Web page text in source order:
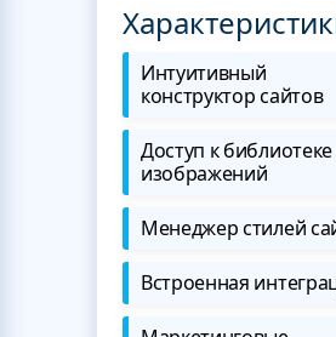
Интуитивный
конструктор сайтов
Доступ к библиотеке
изображений
Менеджер стилей
Встроенная